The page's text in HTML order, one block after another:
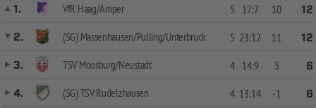
1. VfR Haag/Amper 5 17:7 10
12
2.
(SG) Massenhausen/Pulling/Unterbruck 5 23:12 11
12
3.
TSV Moosburg/Neustadt 4 14:9 5
6
4.
(SG) TSV Rudelzhausen 4 13:14 -1
6